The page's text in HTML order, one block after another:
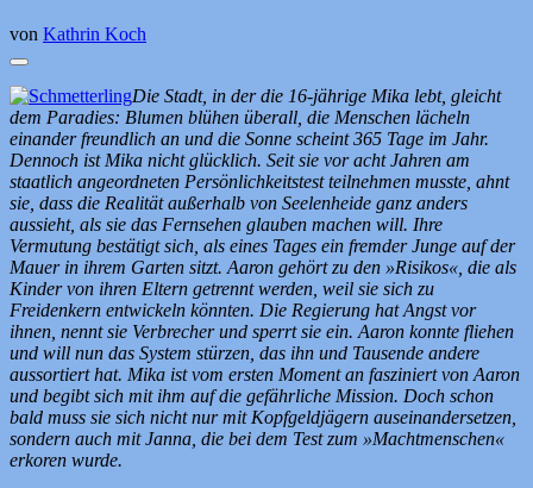
von Kathrin Koch
Die Stadt, in der die 16-jährige Mika lebt, gleicht
dem Paradies: Blumen blühen überall, die Menschen lächeln
einander freundlich an und die Sonne scheint 365 Tage im Jahr.
Dennoch ist Mika nicht glücklich. Seit sie vor acht Jahren am
staatlich angeordneten Persönlichkeitstest teilnehmen musste, ahnt
sie, dass die Realität außerhalb von Seelenheide ganz anders
aussieht, als sie das Fernsehen glauben machen will. Ihre
Vermutung bestätigt sich, als eines Tages ein fremder Junge auf der
Mauer in ihrem Garten sitzt. Aaron gehört zu den »Risi­kos«, die als
Kinder von ihren Eltern getrennt werden, weil sie sich zu
Freidenkern entwickeln könnten. Die Regierung hat Angst vor
ihnen, nennt sie Verbrecher und sperrt sie ein. Aaron konnte fliehen
und will nun das System stürzen, das ihn und Tausende andere
aussortiert hat. Mika ist vom ersten Moment an fasziniert von Aaron
und begibt sich mit ihm auf die gefährliche Mission. Doch schon
bald muss sie sich nicht nur mit Kopfgeldjägern auseinandersetzen,
sondern auch mit Janna, die bei dem Test zum »Machtmenschen«
erkoren wurde.